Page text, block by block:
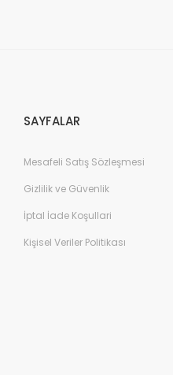
SAYFALAR
Mesafeli Satış Sözleşmesi
Gizlilik ve Güvenlik
İptal İade Koşullari
Kişisel Veriler Politikası